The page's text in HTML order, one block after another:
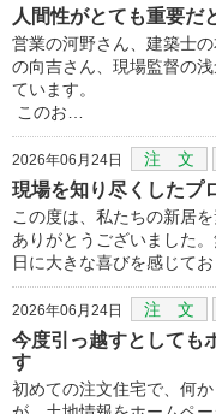
人間性がとても重要だ
営業の河野さん、建築士
の向吉さん、現場監督の
ています。
このお…
2026年06月24日 注 文
現場を知り尽くしたプ
この度は、私たちの新居
ありがとうございました
日に大きな喜びを感じて
2026年06月24日 注 文
今度引っ越すとしても
す
初めての注文住宅で、何